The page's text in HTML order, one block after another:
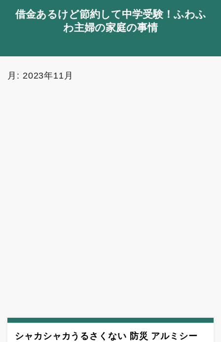
借金あるけど節約して中学受験！ふわふ
わ主婦の家庭の事情
月: 2023年11月
シャカシャカうるさくない 防災 アルミシー